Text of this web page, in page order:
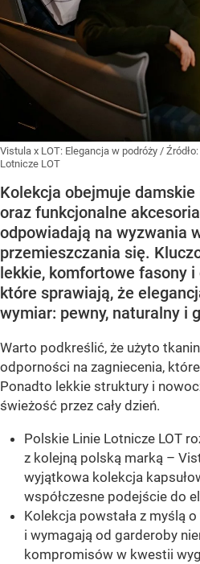
Vistula x LOT: Elegancja w podróży / Źródło:
Lotnicze LOT
Kolekcja obejmuje
oraz funkcjonalne
odpowiadają na wyzwania
przemieszczania się.
lekkie, komfortowe fasony
które sprawiają, że
wymiar: pewny, naturalny i
Warto podkreślić, że użyto
odporności na zagniecenia,
Ponadto lekkie struktury i
świeżość przez cały dzień.
Polskie Linie Lotnicze LOT
z kolejną polską marką –
wyjątkowa kolekcja
współczesne podejście do
Kolekcja powstała z myślą
i wymagają od garderoby
kompromisów w kwestii